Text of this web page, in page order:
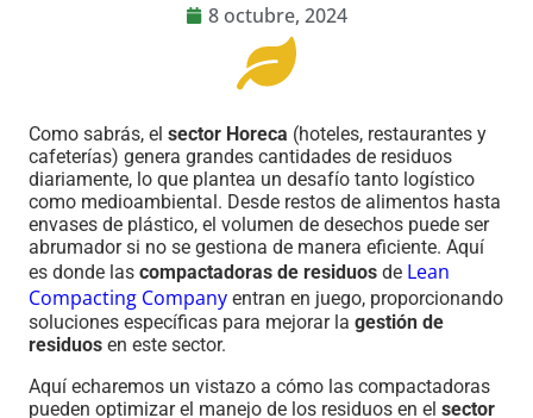
8 octubre, 2024
Como sabrás, el sector Horeca (hoteles, restaurantes y
cafeterías) genera grandes cantidades de residuos
diariamente, lo que plantea un desafío tanto logístico
como medioambiental. Desde restos de alimentos hasta
envases de plástico, el volumen de desechos puede ser
abrumador si no se gestiona de manera eficiente. Aquí
es donde las compactadoras de residuos de Lean
Compacting Company entran en juego, proporcionando
soluciones específicas para mejorar la gestión de
residuos en este sector.
Aquí echaremos un vistazo a cómo las compactadoras
pueden optimizar el manejo de los residuos en el sector